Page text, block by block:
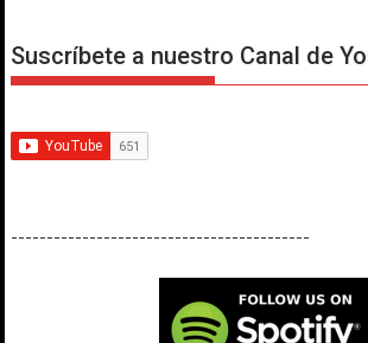
Suscríbete a nuestro Canal de
------------------------------------------